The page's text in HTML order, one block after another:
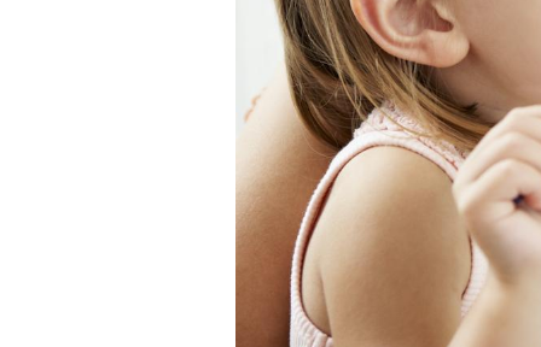
Les médicaments GLP-1
protègent-ils aussi les os
?
Cytomégalovirus : ce qui
change dans la prise en
charge des femmes
enceintes